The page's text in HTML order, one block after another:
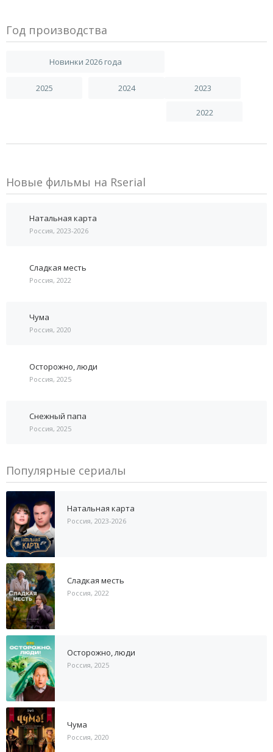
Год производства
Новинки 2026 года
2025 2024 2023
2022
Новые фильмы на Rserial
Натальная карта
Россия, 2023-2026
Сладкая месть
Россия, 2022
Чума
Россия, 2020
Осторожно, люди
Россия, 2025
Снежный папа
Россия, 2025
Популярные сериалы
Натальная карта
Россия, 2023-2026
Сладкая месть
Россия, 2022
Осторожно, люди
Россия, 2025
Чума
Россия, 2020